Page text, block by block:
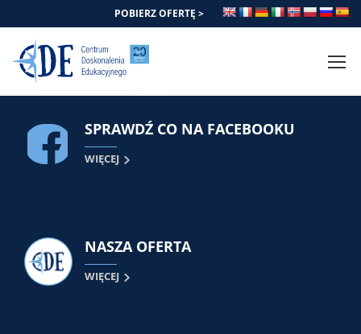
POBIERZ OFERTĘ >
SPRAWDŹ CO NA FACEBOOKU
WIĘCEJ
NASZA OFERTA
WIĘCEJ